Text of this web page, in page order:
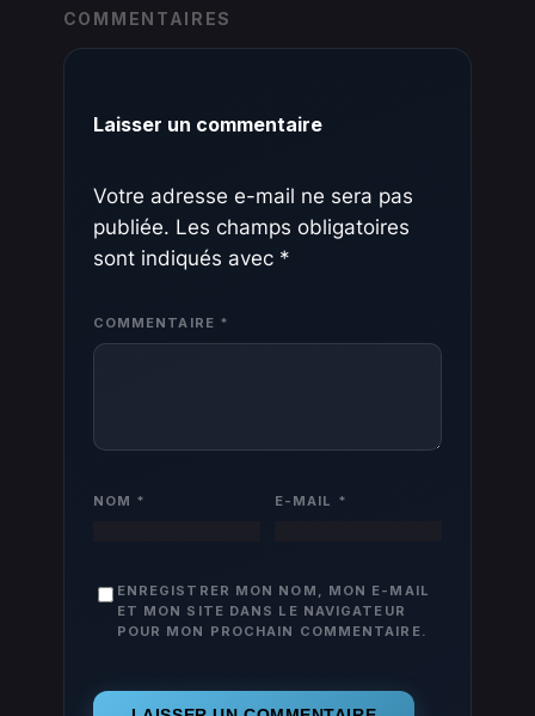
COMMENTAIRES
Laisser un commentaire
Votre adresse e-mail ne sera pas
publiée. Les champs obligatoires
sont indiqués avec *
COMMENTAIRE *
NOM * E-MAIL *
ENREGISTRER MON NOM, MON E-MAIL
ET MON SITE DANS LE NAVIGATEUR
POUR MON PROCHAIN COMMENTAIRE.